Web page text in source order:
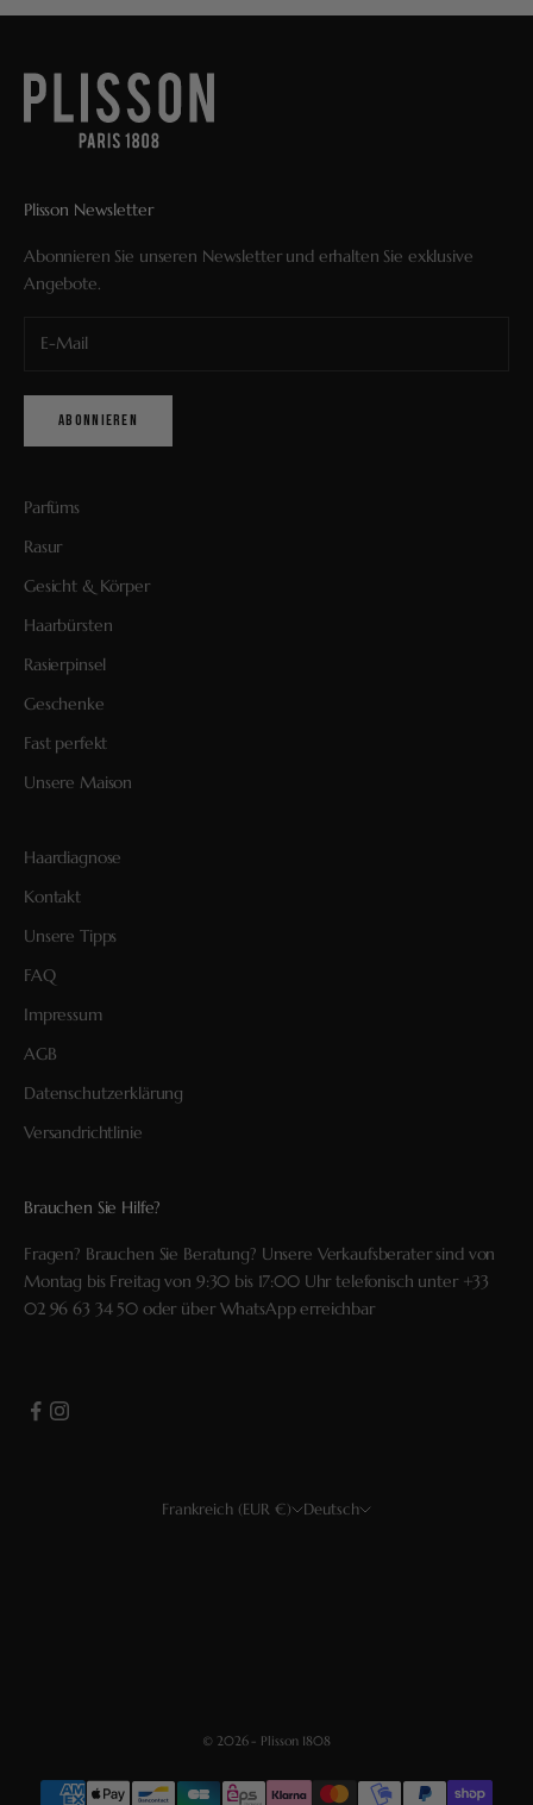
Plisson Newsletter
Abonnieren Sie unseren Newsletter und erhalten Sie exklusive
Angebote.
ABONNIEREN
Parfüms
Rasur
Gesicht & Körper
Haarbürsten
Rasierpinsel
Geschenke
Fast perfekt
Unsere Maison
Haardiagnose
Kontakt
Unsere Tipps
FAQ
Impressum
AGB
Datenschutzerklärung
Versandrichtlinie
Brauchen Sie Hilfe?
Fragen? Brauchen Sie Beratung? Unsere Verkaufsberater sind von
Montag bis Freitag von 9:30 bis 17:00 Uhr telefonisch unter +33
02 96 63 34 50 oder überWhatsApperreichbar
Frankreich (EUR €) Deutsch
© 2026 - Plisson 1808